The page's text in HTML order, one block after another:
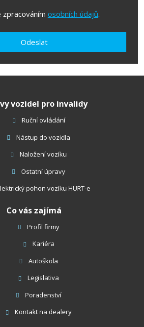
zpracováním osobních údajů.
Odeslat
vozidel pro invalidy
Ruční ovládání
Nástup do vozidla
Naložení vozíku
Ostatní úpravy
pohon vozíku HURT-e
Co vás zajímá
Profil firmy
Kariéra
Autoškola
Legislativa
Poradenství
Kontaktna dealery